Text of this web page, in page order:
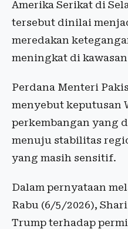
Amerika Serikat di
tersebut dinilai
meredakan
meningkat di
Perdana Menteri
menyebut keputusan
perkembangan yang
menuju stabilitas
yang masih sensitif.
Dalam pernyataan
Rabu (6/5/2026),
Trump terhadap